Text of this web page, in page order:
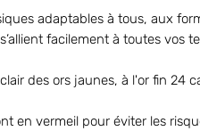
adaptables à tous, aux
facilement à toutes vos
des ors jaunes, à l'or fin 24
en vermeil pour éviter les